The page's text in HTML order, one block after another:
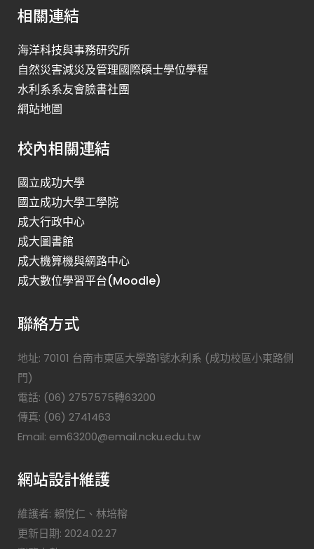
相關連結
海洋科技與事務研究所
自然災害減災及管理國際碩士學位學程
水利系系友會臉書社團
網站地圖
校內相關連結
國立成功大學
國立成功大學工學院
成大行政中心
成大圖書館
成大機算機與網路中心
成大數位學習平台(Moodle)
聯絡方式
地址: 70101 台南市東區大學路1號水利系 (成功校區小東路側
門)
電話: (06) 2757575轉63200
傳真: (06) 2741463
Email: em63200@email.ncku.edu.tw
網站設計維護
維護者: 賴悅仁、林培榕
更新日期: 2024.02.27